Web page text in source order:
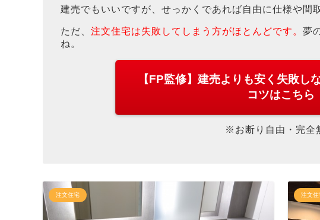
建売でもいいですが、せっかくであれば自由に仕様や間
ただ、 注文住宅は失敗してしまう方がほとんどです。 夢
ね。
【FP監修】建売よりも安く失敗し
コツはこちら
※お断り自由・完全
注文住宅 注文住